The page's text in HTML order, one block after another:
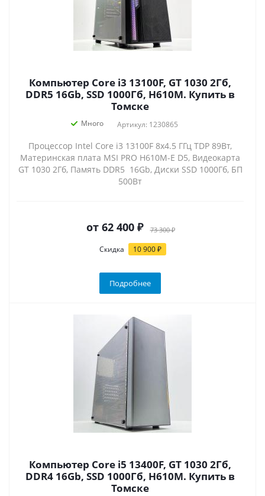
Компьютер Core i3 13100F, GT 1030 2Гб,
DDR5 16Gb, SSD 1000Гб, H610M. Купить в
Томске
Много Артикул: 1230865
Процессор Intel Core i3 13100F 8x4.5 ГГц TDP 89Вт,
Материнская плата MSI PRO H610M-E D5, Видеокарта
GT 1030 2Гб, Память DDR5 16Gb, Диски SSD 1000Гб, БП
500Вт
от 62 400 ₽ 73 300 ₽
Скидка 10 900 ₽
Подробнее
Компьютер Core i5 13400F, GT 1030 2Гб,
DDR4 16Gb, SSD 1000Гб, H610M. Купить в
Томске